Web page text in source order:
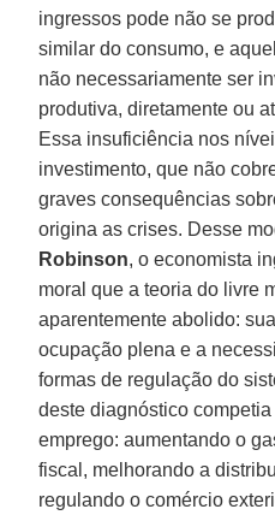
ingressos pode não se
similar do consumo, e
não necessariamente ser
produtiva, diretamente ou
Essa insuficiência nos
investimento, que não
graves consequências
origina as crises. Desse
Robinson, o economista
moral que a teoria do livre
aparentemente abolido:
ocupação plena e a
formas de regulação do
deste diagnóstico
emprego: aumentando o
fiscal, melhorando a
regulando o comércio